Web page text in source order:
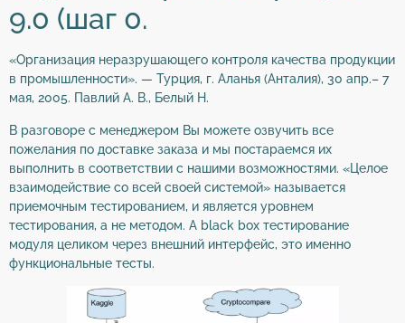
9.0 (шаг 0.
«Организация неразрушающего контроля качества продукции
в промышленности». — Турция, г. Аланья (Анталия), 30 апр.– 7
мая, 2005. Павлий А. В., Белый Н.
В разговоре с менеджером Вы можете озвучить все
пожелания по доставке заказа и мы постараемся их
выполнить в соответствии с нашими возможностями. «Целое
взаимодействие со всей своей системой» называется
приемочным тестированием, и является уровнем
тестирования, а не методом. А black box тестирование
модуля целиком через внешний интерфейс, это именно
функциональные тесты.